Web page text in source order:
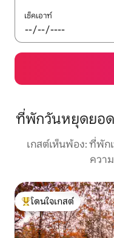
เช็คเอาท์
ที่พักวันหยุดยอด
เกสต์เห็นพ้อง: ที่พัก
ควา
โดนใจเกสต์ที่สุด
โดนใจเกสต์